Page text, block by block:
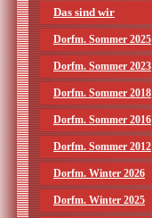
Das sind wir
Dorfm. Sommer 2025
Dorfm. Sommer 2023
Dorfm. Sommer 2018
Dorfm. Sommer 2016
Dorfm. Sommer 2012
Dorfm. Winter 2026
Dorfm. Winter 2025